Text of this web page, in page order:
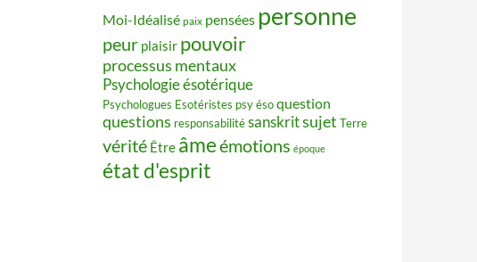
Moi-Idéalisé paix pensées personne
peur plaisir pouvoir
processus mentaux
Psychologie ésotérique
Psychologues Esotéristes psy ésoquestion
questions responsabilitésanskritsujet Terre
vérité Être âmeémotions époque
état d'esprit